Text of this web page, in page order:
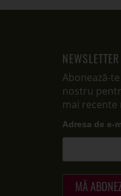
NEWSLETTER
Abonează-
nostru
mai recente
Adresa de e-